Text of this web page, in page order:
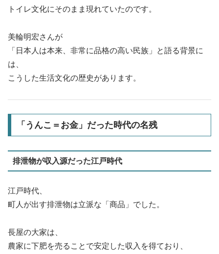
トイレ文化にそのまま現れていたのです。
美輪明宏さんが
「日本人は本来、非常に品格の高い民族」と語る背景に
は、
こうした生活文化の歴史があります。
「うんこ＝お金」だった時代の名残
排泄物が収入源だった江戸時代
江戸時代、
町人が出す排泄物は立派な「商品」でした。
長屋の大家は、
農家に下肥を売ることで安定した収入を得ており、